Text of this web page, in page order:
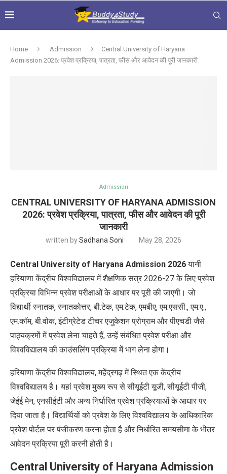
Home Admission
Central University of Haryana
Admission 2026: प्रवेश प्रक्रिया, पात्रता, फीस और आवेदन की पूरी जानकारी
Admission
CENTRAL UNIVERSITY OF HARYANA ADMISSION
2026: प्रवेश प्रक्रिया, पात्रता, फीस और आवेदन की पूरी
जानकारी
written bySadhana Soni May 28, 2026
Central University of Haryana Admission 2026यानी
हरियाणा केंद्रीय विश्वविद्यालय में शैक्षणिक सत्र 2026-27 के लिए प्रवेश
प्रक्रिया विभिन्न प्रवेश परीक्षाओं के आधार पर पूरी की जाएगी। जो
विद्यार्थी स्नातक, स्नातकोत्तर, बी.टेक, एम.टेक, एमबीए, एम.एससी., एम.ए.,
एम.कॉम, बी.वोक, इंटीग्रेटेड टीचर एजुकेशन प्रोग्राम और पीएचडी जैसे
पाठ्यक्रमों में प्रवेश लेना चाहते हैं, उन्हें संबंधित प्रवेश परीक्षा और
विश्वविद्यालय की काउंसलिंग प्रक्रिया में भाग लेना होगा।
हरियाणा केंद्रीय विश्वविद्यालय, महेंद्रगढ़ में स्थित एक केंद्रीय
विश्वविद्यालय है। यहां प्रवेश मुख्य रूप से सीयूईटी यूजी, सीयूईटी पीजी,
जेईई मेन, एनसीईटी और अन्य निर्धारित प्रवेश प्रक्रियाओं के आधार पर
दिया जाता है। विद्यार्थियों को प्रवेश के लिए विश्वविद्यालय के आधिकारिक
प्रवेश पोर्टल पर पंजीकरण करना होता है और निर्धारित समयसीमा के भीतर
आवेदन प्रक्रिया पूरी करनी होती है।
Central University of Haryana Admission